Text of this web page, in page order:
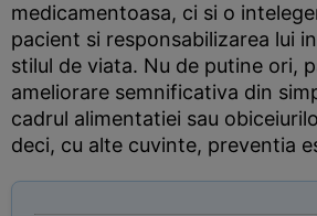
medicamentoasa, ci si o
pacient si responsabilizarea lui
stilul de viata. Nu de putine ori,
ameliorare semnificativa din
cadrul alimentatiei sau
deci, cu alte cuvinte, preventia